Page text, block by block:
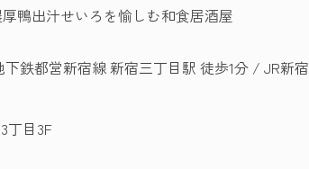
鴨出汁せいろを愉しむ和食居酒屋
鉄都営新宿線 新宿三丁目駅 徒歩1分 / JR新宿
丁目3F